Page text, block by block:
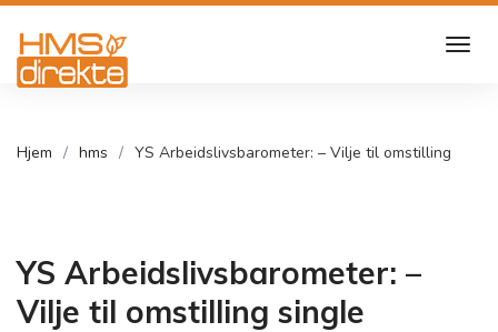
Hjem hms YS Arbeidslivsbarometer: – Vilje til omstilling
YS Arbeidslivsbarometer: –
Vilje til omstilling single